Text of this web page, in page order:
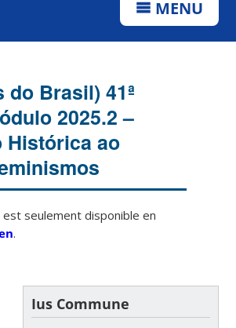
MENU
do Brasil) 41ª
2025.2 –
Histórica ao
seulement disponible en
.
Ius Commune